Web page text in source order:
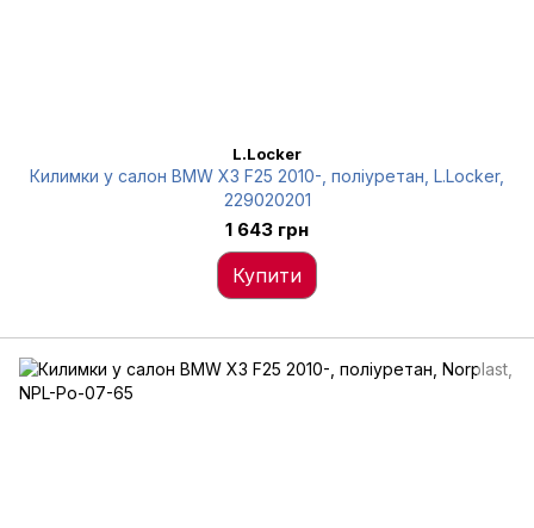
L.Locker
Килимки у салон BMW X3 F25 2010-, поліуретан, L.Locker,
229020201
1 643 грн
Купити